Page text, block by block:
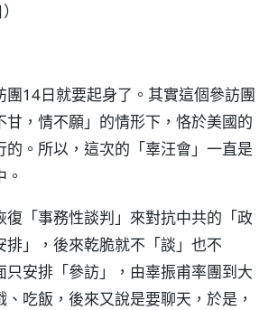
團14日就要起身了。其實這個參訪團
甘，情不願」的情形下，恪於美國的
的。所以，這次的「辜汪會」一直是
復「事務性談判」來對抗中共的「政
排」，後來乾脆就不「談」也不
只安排「參訪」，由辜振甫率團到大
吃飯，後來又說是要聊天，於是，